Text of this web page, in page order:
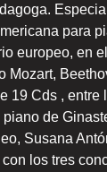
para
europeo, en
Mozart,
19 Cds , entre
piano de
Susana
los tres